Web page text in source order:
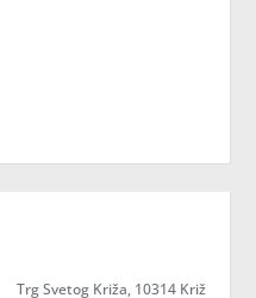
Trg Svetog Križa, 10314 Križ